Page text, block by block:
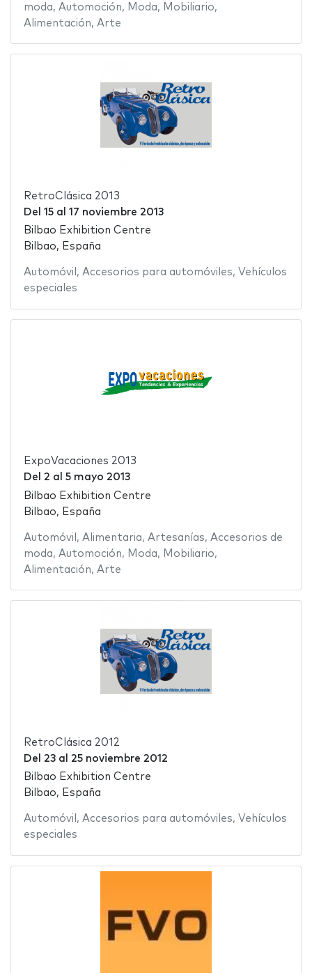
moda, Automoción, Moda, Mobiliario,
Alimentación, Arte
RetroClásica 2013
Del 15al 17 noviembre 2013
Bilbao Exhibition Centre
Bilbao, España
Automóvil , Accesorios para automóviles, Vehículos
especiales
ExpoVacaciones 2013
Del 2 al 5 mayo 2013
Bilbao Exhibition Centre
Bilbao, España
Automóvil , Alimentaria, Artesanías, Accesorios de
moda, Automoción, Moda, Mobiliario,
Alimentación, Arte
RetroClásica 2012
Del 23al 25 noviembre 2012
Bilbao Exhibition Centre
Bilbao, España
Automóvil , Accesorios para automóviles, Vehículos
especiales